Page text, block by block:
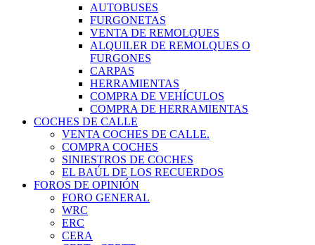
AUTOBUSES
FURGONETAS
VENTA DE REMOLQUES
ALQUILER DE REMOLQUES O
FURGONES
CARPAS
HERRAMIENTAS
COMPRA DE VEHÍCULOS
COMPRA DE HERRAMIENTAS
COCHES DE CALLE
VENTA COCHES DE CALLE.
COMPRA COCHES
SINIESTROS DE COCHES
EL BAÚL DE LOS RECUERDOS
FOROS DE OPINIÓN
FORO GENERAL
WRC
ERC
CERA